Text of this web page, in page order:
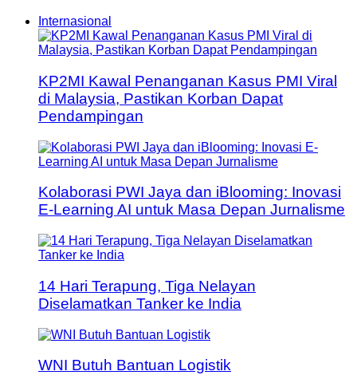
Internasional
KP2MI Kawal Penanganan Kasus PMI Viral
di Malaysia, Pastikan Korban Dapat
Pendampingan
Kolaborasi PWI Jaya dan iBlooming: Inovasi
E-Learning AI untuk Masa Depan Jurnalisme
14 Hari Terapung, Tiga Nelayan
Diselamatkan Tanker ke India
WNI Butuh Bantuan Logistik